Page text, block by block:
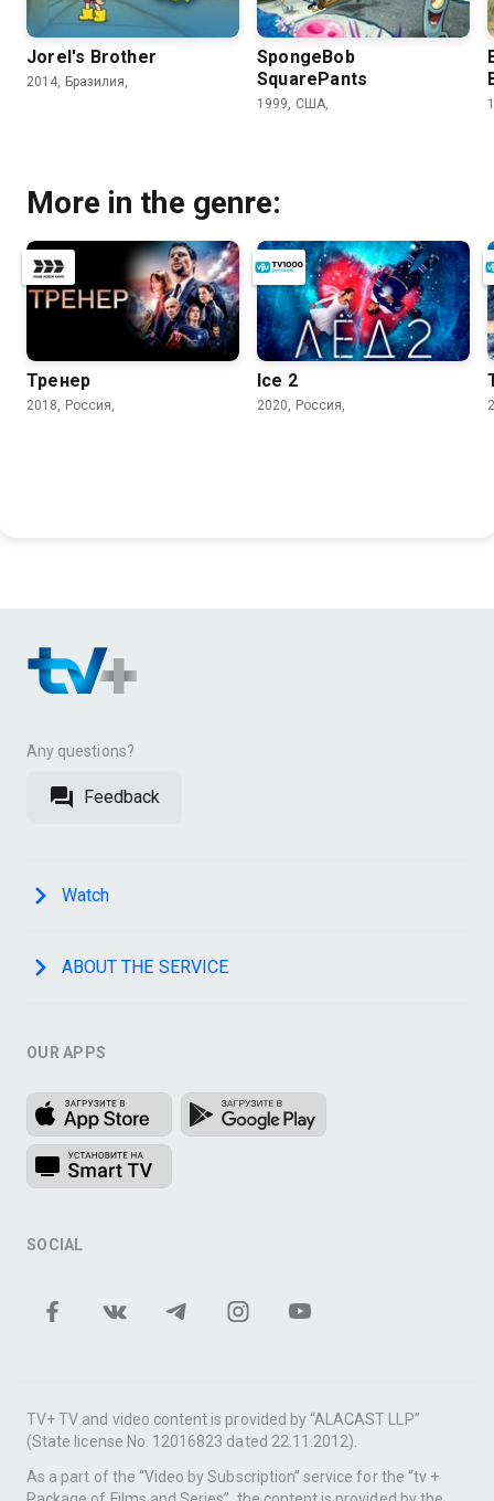
Jorel's Brother
2014, Бразилия,
SpongeBob
SquarePants
1999, США,
More in the genre:
Тренер
2018, Россия,
Ice 2
2020, Россия,
Any questions?
Feedback
Watch
ABOUT THE SERVICE
OUR APPS
SOCIAL
TV+ TV and video content is provided by “ALACAST LLP”
(State license No. 12016823 dated 22.11.2012).
As a part of the “Video by Subscription” service for the “tv +